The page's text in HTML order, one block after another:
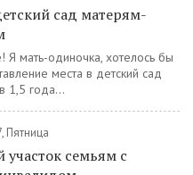
сад матерям-
Я мать-одиночка, хотелось бы
места в детский сад
1,5 года...
Пятница
семьям с